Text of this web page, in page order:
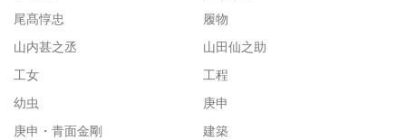
尾髙惇忠
履物
山内甚之丞
山田仙之助
工女
工程
幼虫
庚申
庚申・青面金剛
建築